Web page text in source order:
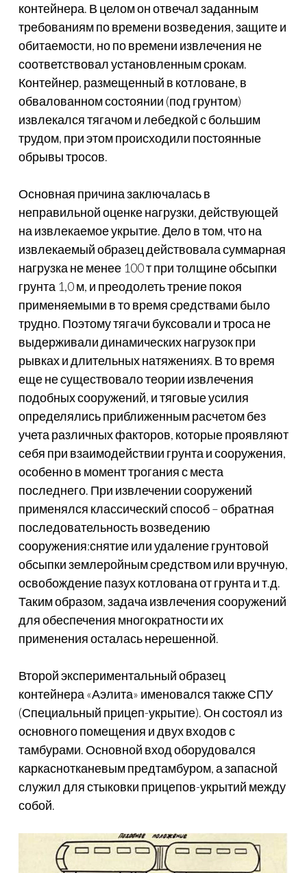
контейнера. В целом он отвечал заданным
требованиям по времени возведения, защите и
обитаемости, но по времени извлечения не
соответствовал установленным срокам.
Контейнер, размещенный в котловане, в
обвалованном состоянии (под грунтом)
извлекался тягачом и лебедкой с большим
трудом, при этом происходили постоянные
обрывы тросов.
Основная причина заключалась в
неправильной оценке нагрузки, действующей
на извлекаемое укрытие. Дело в том, что на
извлекаемый образец действовала суммарная
нагрузка не менее 100 т при толщине обсыпки
грунта 1,0 м, и преодолеть трение покоя
применяемыми в то время средствами было
трудно. Поэтому тягачи буксовали и троса не
выдерживали динамических нагрузок при
рывках и длительных натяжениях. В то время
еще не существовало теории извлечения
подобных сооружений, и тяговые усилия
определялись приближенным расчетом без
учета различных факторов, которые проявляют
себя при взаимодействии грунта и сооружения,
особенно в момент трогания с места
последнего. При извлечении сооружений
применялся классический способ – обратная
последовательность возведению
сооружения:снятие или удаление грунтовой
обсыпки землеройным средством или вручную,
освобождение пазух котлована от грунта и т.д.
Таким образом, задача извлечения сооружений
для обеспечения многократности их
применения осталась нерешенной.
Второй экспериментальный образец
контейнера «Аэлита» именовался также СПУ
(Специальный прицеп-укрытие). Он состоял из
основного помещения и двух входов с
тамбурами. Основной вход оборудовался
каркаснотканевым предтамбуром, а запасной
служил для стыковки прицепов-укрытий между
собой.